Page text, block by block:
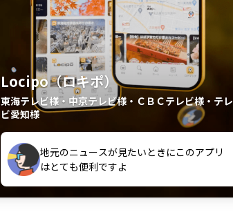
Locipo（ロキポ）
東海テレビ様・中京テレビ様・ＣＢＣテレビ様・テレ
ビ愛知様
中京テレビのおもしろ番組が視聴可能地域
外からも見れるの嬉しいポイント
いつも利用させていただいております！